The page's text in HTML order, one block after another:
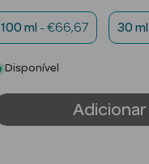
100 ml - €66,67 30 ml
Disponível
Adicionar